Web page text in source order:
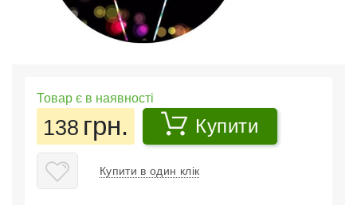
Товар є в наявності
138 грн. Купити
Купити в один клік